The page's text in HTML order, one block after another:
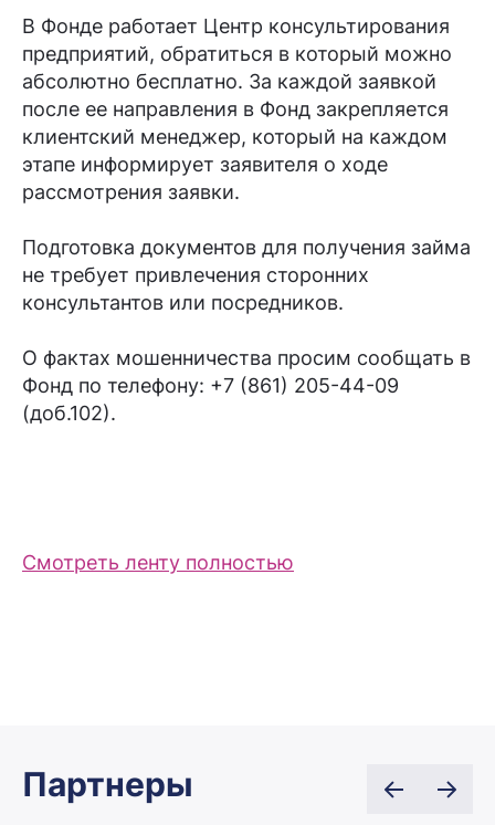
В Фонде работает Центр консультирования
предприятий, обратиться в который можно
абсолютно бесплатно. За каждой заявкой
после ее направления в Фонд закрепляется
клиентский менеджер, который на каждом
этапе информирует заявителя о ходе
рассмотрения заявки.
Подготовка документов для получения займа
не требует привлечения сторонних
консультантов или посредников.
О фактах мошенничества просим сообщать в
Фонд по телефону: +7 (861) 205-44-09
(доб.102).
Смотреть ленту полностью
Партнеры